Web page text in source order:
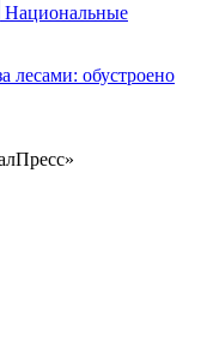
Национальные
лесами: обустроено